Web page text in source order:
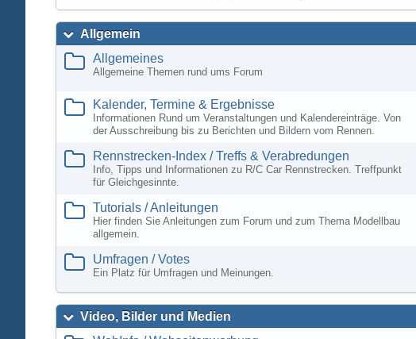
Allgemein
Allgemeines
Allgemeine Themen rund ums Forum
Kalender, Termine & Ergebnisse
Informationen Rund um Veranstaltungen und Kalendereinträge. Von
der Ausschreibung bis zu Berichten und Bildern vom Rennen.
Rennstrecken-Index / Treffs & Verabredungen
Info, Tipps und Informationen zu R/C Car Rennstrecken. Treffpunkt
für Gleichgesinnte.
Tutorials / Anleitungen
Hier finden Sie Anleitungen zum Forum und zum Thema Modellbau
allgemein.
Umfragen / Votes
Ein Platz für Umfragen und Meinungen.
Video, Bilder und Medien